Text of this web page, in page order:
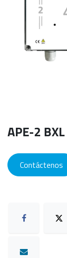
APE-2 BXL
Contáctenos